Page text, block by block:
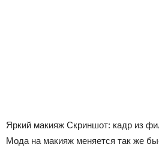
Яркий макияж Скриншот: кадр из
Мода на макияж меняется так же